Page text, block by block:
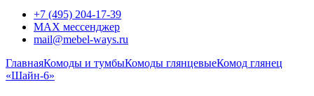
+7 (495) 204-17-39
MAX мессенджер
mail@mebel-ways.ru
ГлавнаяКомоды и тумбыКомоды глянцевыеКомод глянец
«Шайн-6»